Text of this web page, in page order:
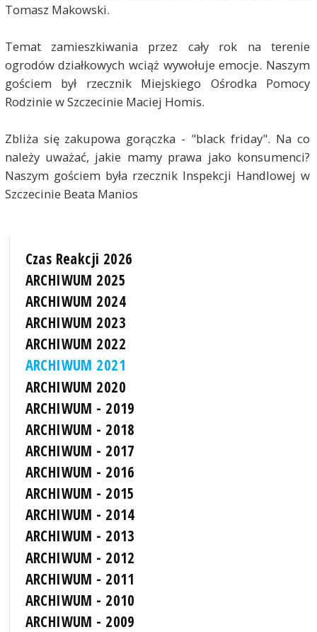
Tomasz Makowski.
Temat zamieszkiwania przez cały rok na terenie
ogrodów działkowych wciąż wywołuje emocje. Naszym
gościem był rzecznik Miejskiego Ośrodka Pomocy
Rodzinie w Szczecinie Maciej Homis.
Zbliża się zakupowa gorączka - "black friday". Na co
należy uważać, jakie mamy prawa jako konsumenci?
Naszym gościem była rzecznik Inspekcji Handlowej w
Szczecinie Beata Manios
Czas Reakcji 2026
ARCHIWUM 2025
ARCHIWUM 2024
ARCHIWUM 2023
ARCHIWUM 2022
ARCHIWUM 2021
ARCHIWUM 2020
ARCHIWUM - 2019
ARCHIWUM - 2018
ARCHIWUM - 2017
ARCHIWUM - 2016
ARCHIWUM - 2015
ARCHIWUM - 2014
ARCHIWUM - 2013
ARCHIWUM - 2012
ARCHIWUM - 2011
ARCHIWUM - 2010
ARCHIWUM - 2009